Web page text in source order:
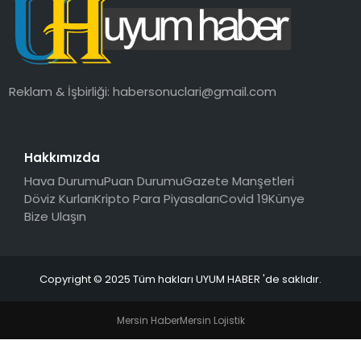
SAĞLIK
MAGAZIN
Reklam & İşbirliği:habersonuclari@gmail.com
Hakkımızda
Hava DurumuPuan DurumuGazete Manşetleri
Döviz KurlarıKripto Para PiyasalarıCovid 19Künye
Bize Ulaşın
Copyright © 2025 Tüm hakları UYUM HABER 'de saklıdır.
Mersin HaberMersin Lojistik